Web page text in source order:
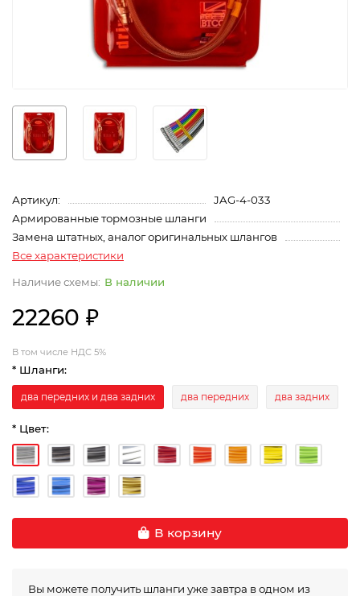
Артикул:
JAG-4-033
Армированные тормозные шланги
Замена штатных, аналог оригинальных шлангов
Все характеристики
В наличии
22260 ₽
В том числе НДС 5%
* Шланги:
два передних и два задних два передних два задних
* Цвет:
В корзину
Вы можете получить шланги уже завтра в одном из